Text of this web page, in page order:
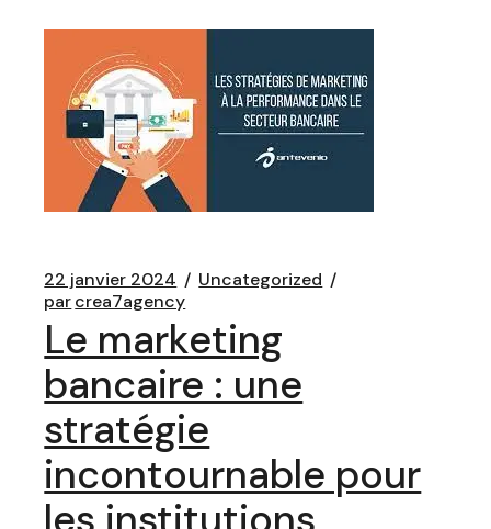
22 janvier 2024
Uncategorized
parcrea7agency
Le marketing
bancaire : une
stratégie
incontournable pour